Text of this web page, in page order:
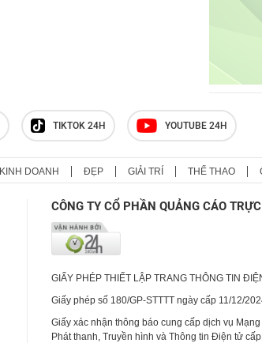
TIKTOK 24H YOUTUBE 24H
KINH DOANH ĐẸP GIẢI TRÍ THỂ THAO
CÔNG TY CỔ PHẦN QUẢNG CÁO
GIẤY PHÉP THIẾT LẬP TRANG THÔNG TIN
Giấy phép số 180/GP-STTTT ngày cấp 11/12/
Giấy xác nhận thông báo cung cấp dịch vụ
Phát thanh, Truyền hình và Thông tin Điện tử